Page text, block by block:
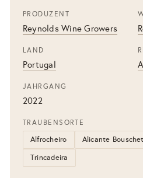
PRODUZENT
Reynolds Wine Growers
LAND
Portugal
JAHRGANG
2022
TRAUBENSORTE
Alfrocheiro Alicante Bouschet
Trincadeira